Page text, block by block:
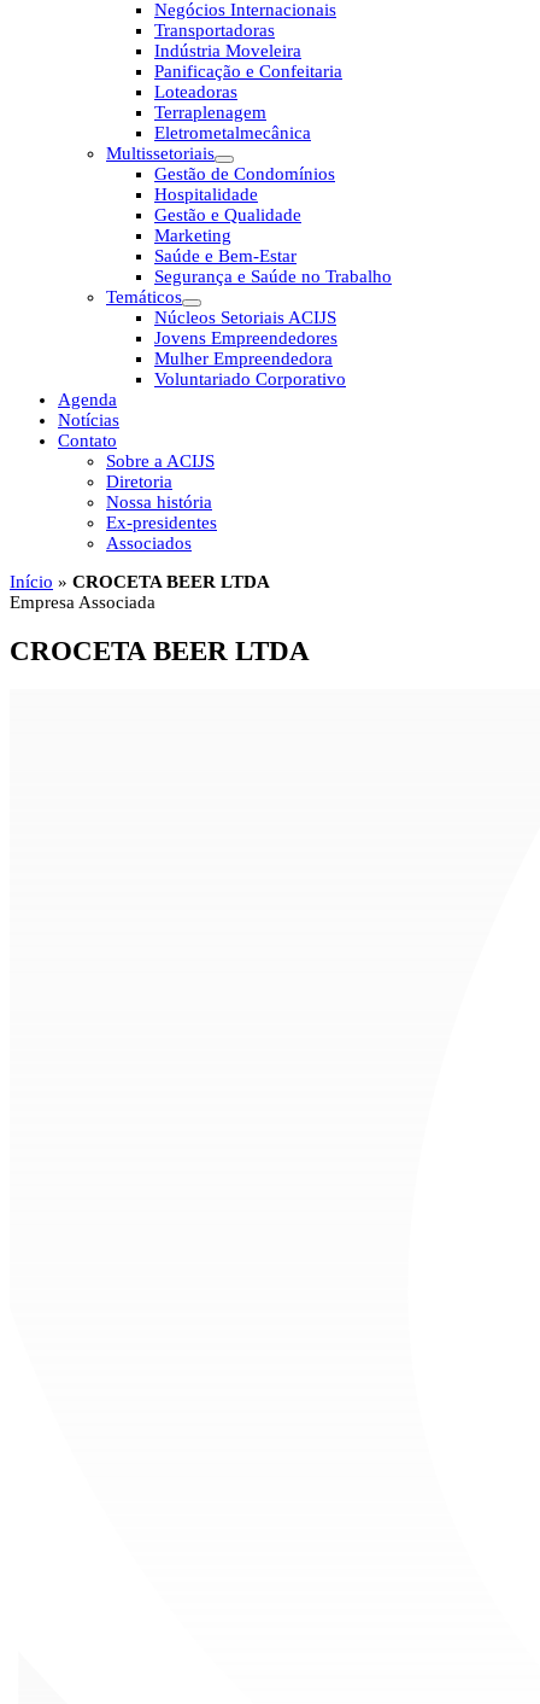
Negócios Internacionais
Transportadoras
Indústria Moveleira
Panificação e Confeitaria
Loteadoras
Terraplenagem
Eletrometalmecânica
Multissetoriais
Gestão de Condomínios
Hospitalidade
Gestão e Qualidade
Marketing
Saúde e Bem-Estar
Segurança e Saúde no Trabalho
Temáticos
Núcleos Setoriais ACIJS
Jovens Empreendedores
Mulher Empreendedora
Voluntariado Corporativo
Agenda
Notícias
Contato
Sobre a ACIJS
Diretoria
Nossa história
Ex-presidentes
Associados
Início » CROCETA BEER LTDA
Empresa Associada
CROCETA BEER LTDA